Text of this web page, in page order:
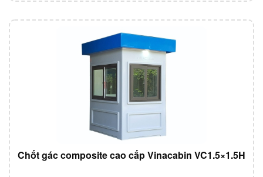
Chốt gác composite cao cấp Vinacabin VC1.5×1.5H